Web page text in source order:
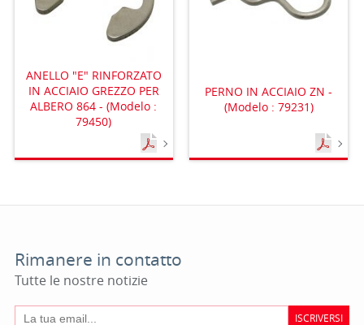
ANELLO "E" RINFORZATO
IN ACCIAIO GREZZO PER
ALBERO 864 - (Modelo :
79450)
PERNO IN ACCIAIO ZN -
(Modelo : 79231)
Rimanere in contatto
Tutte le nostre notizie
ISCRIVERSI